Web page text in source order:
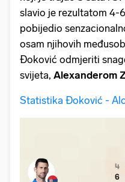
slavio je rezultatom 4-
pobijedio
osam njihovih
Đoković odmjeriti
svijeta, Alexanderom
Statistika Đoković -